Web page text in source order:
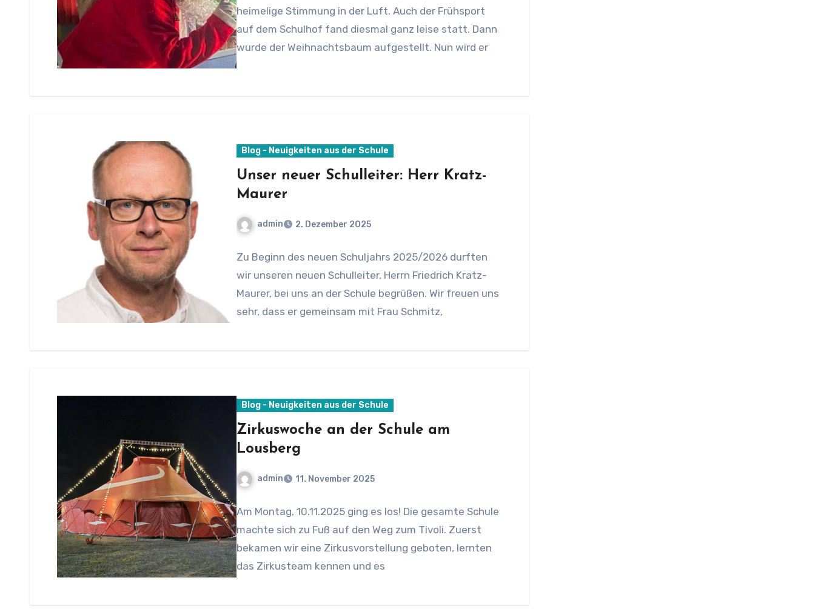
heimelige Stimmung in der Luft. Auch der Frühsport
auf dem Schulhof fand diesmal ganz leise statt. Dann
wurde der Weihnachtsbaum aufgestellt. Nun wird er
Blog - Neuigkeiten aus der Schule
Unser neuer Schulleiter: Herr Kratz-
Maurer
admin 2. Dezember 2025
Zu Beginn des neuen Schuljahrs 2025/2026 durften
wir unseren neuen Schulleiter, Herrn Friedrich Kratz-
Maurer, bei uns an der Schule begrüßen. Wir freuen uns
sehr, dass er gemeinsam mit Frau Schmitz,
Blog - Neuigkeiten aus der Schule
Zirkuswoche an der Schule am
Lousberg
admin 11. November 2025
Am Montag, 10.11.2025 ging es los! Die gesamte Schule
machte sich zu Fuß auf den Weg zum Tivoli. Zuerst
bekamen wir eine Zirkusvorstellung geboten, lernten
das Zirkusteam kennen und es